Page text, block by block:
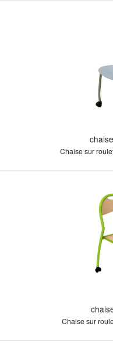
Chaise sur
Chaise sur